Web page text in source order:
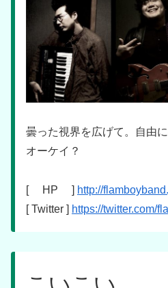
曇った視界を広げて。自由
オーケイ？
[ HP ] http://
[ Twitter ] https://twitter.com/